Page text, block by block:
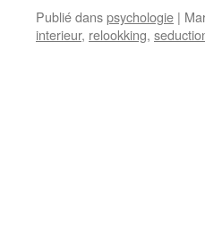
Publié danspsychologie |
interieur, relookking,